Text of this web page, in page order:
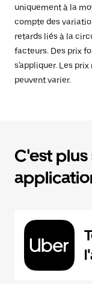
uniquement à la
compte des
retards liés à la
facteurs. Des prix
s'appliquer. Les
peuvent varier.
C'est